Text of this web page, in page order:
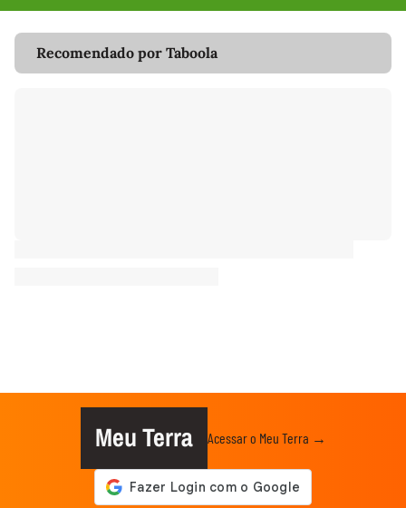
Recomendado por Taboola
Meu Terra Acessar o Meu Terra →